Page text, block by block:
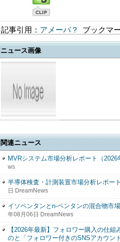
記事引用： アメーバ？ ブックマ
ニュース画像
関連ニュース
MVRシステム市場分析レポート（
ws
半導体検査・計測装置市場分析レポー
日 DreamNews
イソペンタンとn-ペンタンの混合物市
年08月06日 DreamNews
【2026年最新】フォロワー購入の仕
のと「フォロワー付きのSNSアカウン